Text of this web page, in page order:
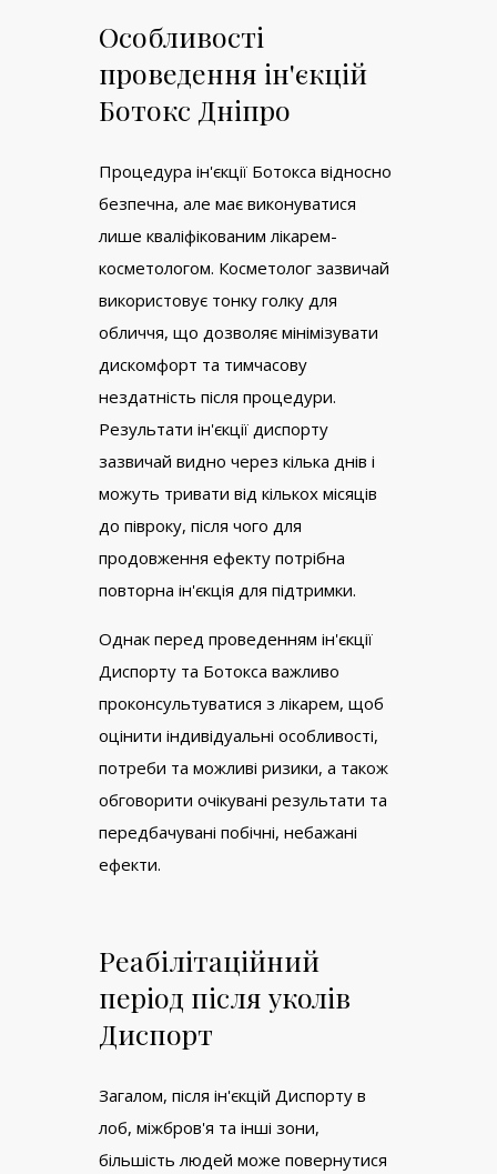
Особливості
проведення ін'єкцій
Ботокс Дніпро
Процедура ін'єкції Ботокса відносно
безпечна, але має виконуватися
лише кваліфікованим лікарем-
косметологом. Косметолог зазвичай
використовує тонку голку для
обличчя, що дозволяє мінімізувати
дискомфорт та тимчасову
нездатність після процедури.
Результати ін'єкції диспорту
зазвичай видно через кілька днів і
можуть тривати від кількох місяців
до півроку, після чого для
продовження ефекту потрібна
повторна ін'єкція для підтримки.
Однак перед проведенням ін'єкції
Диспорту та Ботокса важливо
проконсультуватися з лікарем, щоб
оцінити індивідуальні особливості,
потреби та можливі ризики, а також
обговорити очікувані результати та
передбачувані побічні, небажані
ефекти.
Реабілітаційний
період після уколів
Диспорт
Загалом, після ін'єкцій Диспорту в
лоб, міжбров'я та інші зони,
більшість людей може повернутися